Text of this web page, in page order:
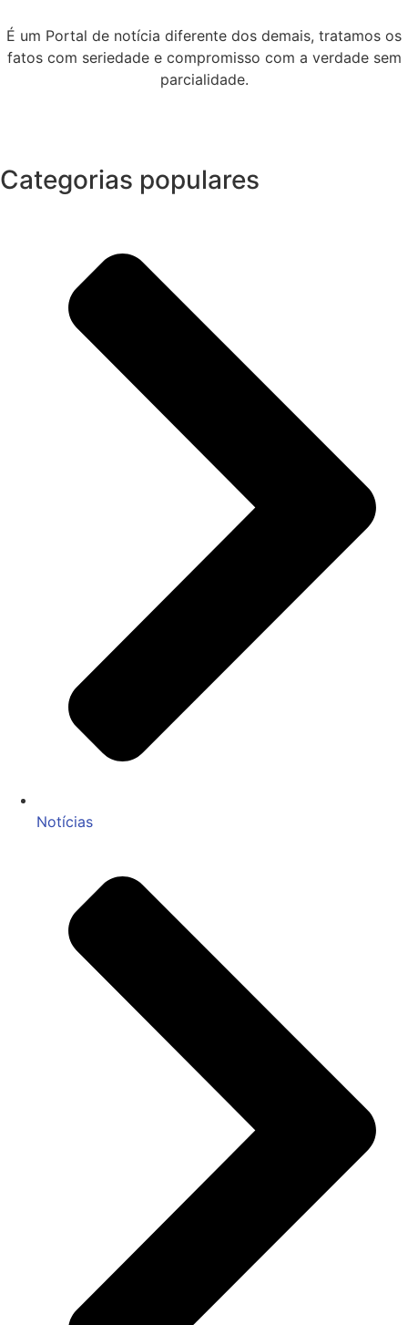
É um Portal de notícia diferente dos demais, tratamos os
fatos com seriedade e compromisso com a verdade sem
parcialidade.
Categorias populares
Notícias